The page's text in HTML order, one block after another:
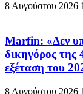
8 Αυγούστου 2026
Marfin: «Δεν
δικηγόρος της
εξέταση του
8 Αυγούστου 2026